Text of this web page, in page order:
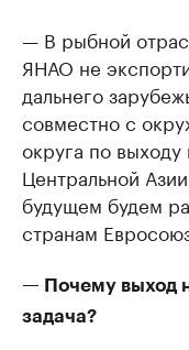
— В рыбной
ЯНАО не
дальнего
совместно с
округа по
Центральной
будущем будем
странам
— Почему выход
задача?